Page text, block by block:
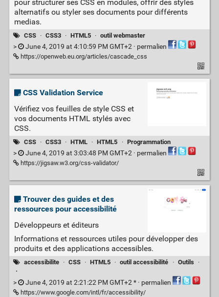
pour structurer ses CSS en modules, offrir des styles
alternatifs ou styler ses documents pour différents
medias.
CSS · CSS3 · HTML5 · outil webmaster
> June 4, 2019 at 4:10:59 PM GMT+2 · permalien
https://openweb.eu.org/articles/cascade_css
CSS Validation Service
Vérifiez vos feuilles de style CSS et
vos documents HTML stylés avec
CSS.
CSS · CSS3 · HTML · HTML5 · Programmation
> June 4, 2019 at 3:03:48 PM GMT+2 · permalien
https://jigsaw.w3.org/css-validator/
Trouver des guides et des
ressources pour accessibilité
Développeurs et éditeurs
Informations et ressources utiles pour développer des
produits et des applications accessibles.
accessibilite · CSS · HTML5 · outil accessibilité · Outils
·
·
> June 4, 2019 at 2:21:22 PM GMT+2 * · permalien
https://www.google.com/intl/fr/accessibility/